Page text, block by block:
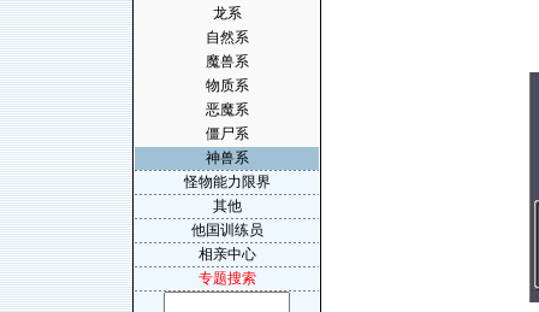
龙系
自然系
魔兽系
物质系
恶魔系
僵尸系
神兽系
怪物能力限界
其他
他国训练员
相亲中心
专题搜索